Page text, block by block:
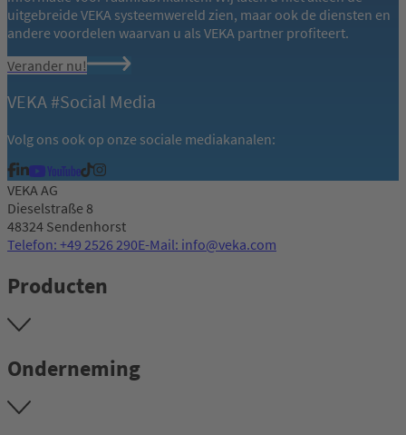
uitgebreide VEKA systeemwereld zien, maar ook de diensten en
andere voordelen waarvan u als VEKA partner profiteert.
Verander nu!
VEKA #Social Media
Volg ons ook op onze sociale mediakanalen:
VEKA AG
Dieselstraße 8
48324 Sendenhorst
Telefon: +49 2526 290E-Mail: info@veka.com
Producten
Onderneming